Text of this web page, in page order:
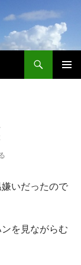
いだったので
を見ながらむ